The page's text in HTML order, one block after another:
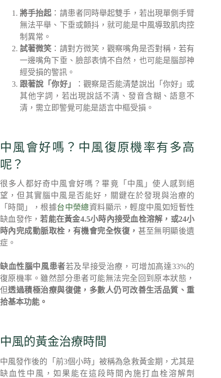
將手抬起 ：請患者同時舉起雙手，若出現單側手臂
無法平舉、下垂或顫抖，就可能是中風導致肌肉控
制異常。
試著微笑 ：請對方微笑，觀察嘴角是否對稱，若有
一邊嘴角下垂、臉部表情不自然，也可能是腦部神
經受損的警訊。
跟著說「你好」
：觀察是否能清楚說出「你好」或
其他字詞，若出現說話不清、發音含糊、語意不
清，需立即警覺可能是語言中樞受損。
中風會好嗎？中風復原機率有多高
呢？
很多人都好奇中風會好嗎？畢竟「中風」使人感到絕
望，但其實腦中風是否能好，關鍵在於發現與治療的
「時間」，根據台中榮總資料顯示，輕度中風如短暫性
缺血發作，若能在黃金4.5小時內接受血栓溶解，或24小
時內完成動脈取栓，有機會完全恢復， 甚至無明顯後遺
症。
缺血性腦中風患者若及早接受治療，可增加高達33%的
復原機率。雖然部分患者可能無法完全回到原本狀態，
但透過積極治療與復健，多數人仍可改善生活品質、重
拾基本功能。
中風的黃金治療時間
中風發作後的「前3個小時」被稱為急救黃金期，尤其是
缺血性中風，如果能在這段時間內施打血栓溶解劑